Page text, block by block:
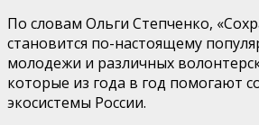
По словам Ольги Степченко,
становится по-настоящему
молодежи и различных
которые из года в год помогают
экосистемы России.